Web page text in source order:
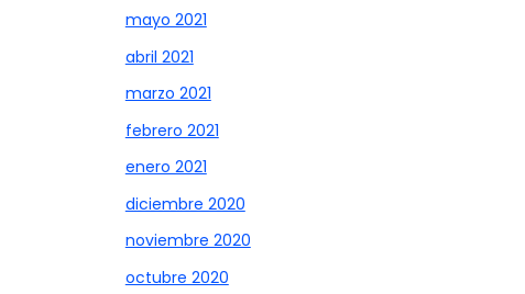
mayo 2021
abril 2021
marzo 2021
febrero 2021
enero 2021
diciembre 2020
noviembre 2020
octubre 2020